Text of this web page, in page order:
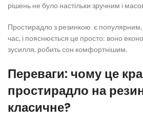
рішень не було настільки зручним і
Простирадло з резинкою є популярним,
час, і пояснюється це просто: воно
зусилля, робить сон комфортнішим.
Переваги: чому це
простирадло на
класичне?